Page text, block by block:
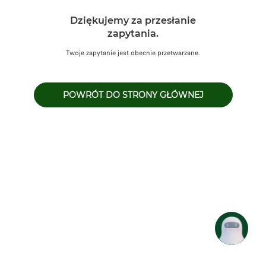
Dziękujemy za przesłanie
zapytania.
Twoje zapytanie jest obecnie przetwarzane.
POWRÓT DO STRONY GŁÓWNEJ